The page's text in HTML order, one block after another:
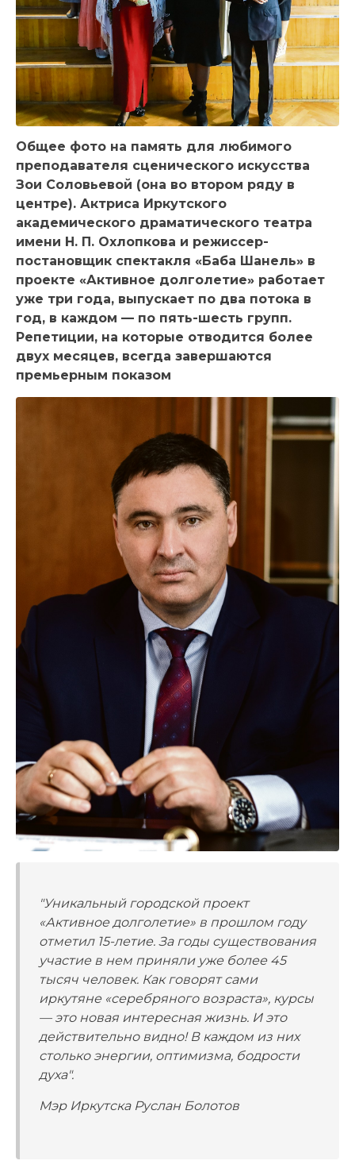
Общее фото на память для любимого
преподавателя сценического искусства
Зои Соловьевой (она во втором ряду в
центре). Актриса Иркутского
академического драматического театра
имени Н. П. Охлопкова и режиссер-
постановщик спектакля «Баба Шанель» в
проекте «Активное долголетие» работает
уже три года, выпускает по два потока в
год, в каждом — по пять-шесть групп.
Репетиции, на которые отводится более
двух месяцев, всегда завершаются
премьерным показом
"Уникальный городской проект
«Активное долголетие» в прошлом году
отметил 15-летие. За годы существования
участие в нем приняли уже более 45
тысяч человек. Как говорят сами
иркутяне «серебряного возраста», курсы
— это новая интересная жизнь. И это
действительно видно! В каждом из них
столько энергии, оптимизма, бодрости
духа".
Мэр Иркутска Руслан Болотов